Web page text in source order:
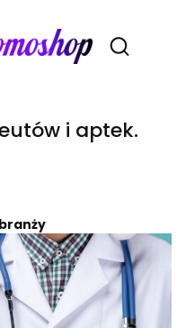
Otwórz
i aptek.